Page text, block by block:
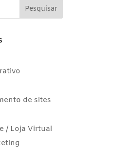
de sites
/ Loja Virtual